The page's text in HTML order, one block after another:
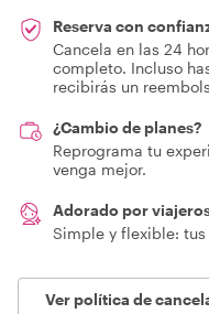
Reserva con
Cancela en las 24
completo. Incluso
recibirás un
¿Cambio de planes?
Reprograma tu
venga mejor.
Adorado por
Simple y flexible:
Ver política de